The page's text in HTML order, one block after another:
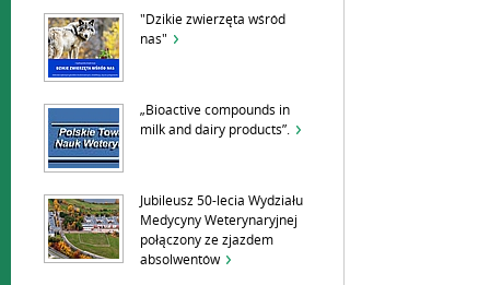
"Dzikie zwierzęta wśród
nas"
„Bioactive compounds in
milk and dairy products”.
Jubileusz 50-lecia Wydziału
Medycyny Weterynaryjnej
połączony ze zjazdem
absolwentów